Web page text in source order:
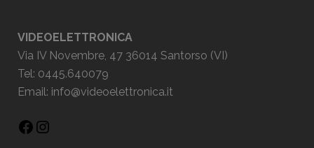
VIDEOELETTRONICA
Via IV Novembre, 47 36014 Santorso (VI)
Tel: 0445.640079
Email: info@videoelettronica.it